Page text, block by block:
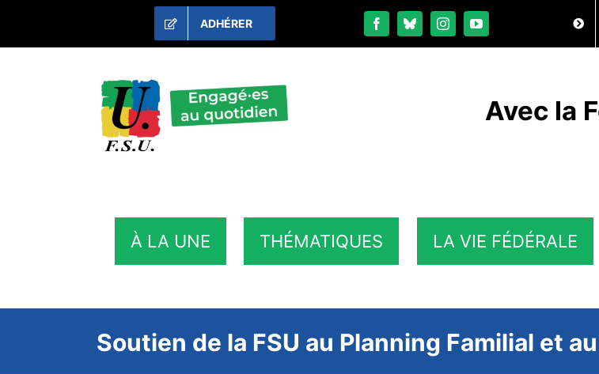
contenu
ADHÉRER
Avec la
À LA UNE THÉMATIQUES LA VIE FÉDÉRALE
Soutien de la FSU au Planning Familial et